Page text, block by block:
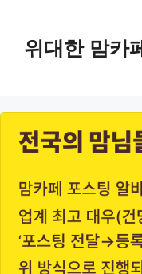
content위대한 맘카페